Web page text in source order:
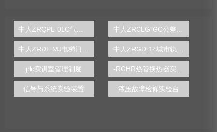
plc实训室管理制度
信号与系统实验装置 液压故障检修实验台